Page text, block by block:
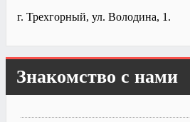
г. Трехгорный, ул. Володина, 1.
Знакомство с нами